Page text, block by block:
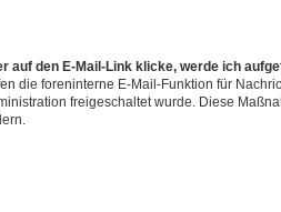
auf den E-Mail-Link klicke, werde ich
die foreninterne E-Mail-Funktion für
freigeschaltet wurde. Diese